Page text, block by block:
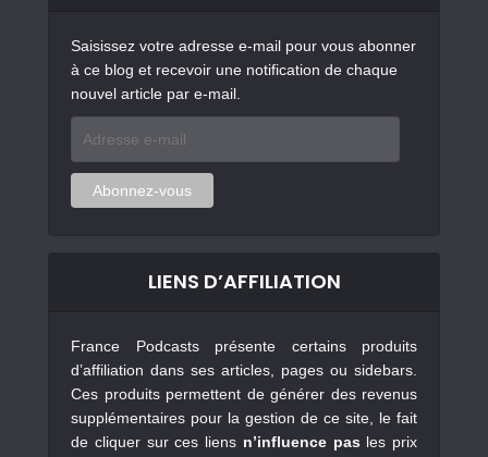
Saisissez votre adresse e-mail pour vous abonner
à ce blog et recevoir une notification de chaque
nouvel article par e-mail.
mail
Abonnez-vous
LIENS D’AFFILIATION
France Podcasts présente certains produits
d’affiliation dans ses articles, pages ou sidebars.
Ces produits permettent de générer des revenus
supplémentaires pour la gestion de ce site, le fait
de cliquer sur ces liens n’influence pas les prix